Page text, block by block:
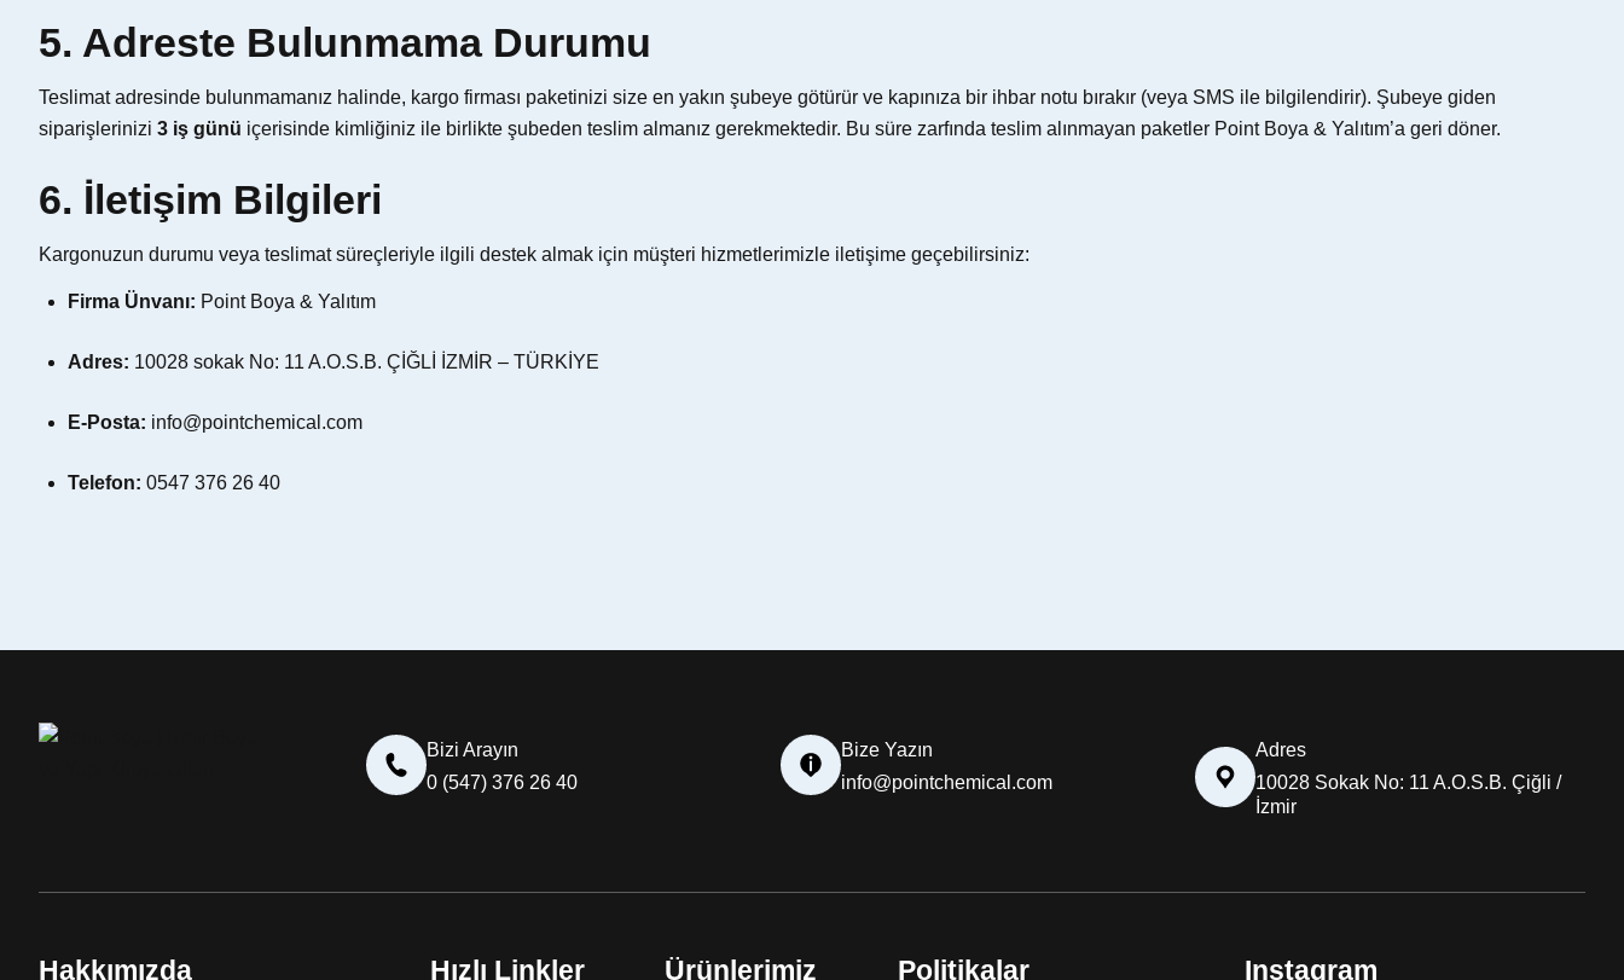
5. Adreste Bulunmama Durumu
Teslimat adresinde bulunmamanız halinde, kargo firması paketinizi size en yakın şubeye götürür ve kapınıza bir ihbar notu bırakır (veya SMS ile bilgilendirir). Şubeye giden
siparişlerinizi 3 iş günü içerisinde kimliğiniz ile birlikte şubeden teslim almanız gerekmektedir. Bu süre zarfında teslim alınmayan paketler Point Boya & Yalıtım’a geri döner.
6. İletişim Bilgileri
Kargonuzun durumu veya teslimat süreçleriyle ilgili destek almak için müşteri hizmetlerimizle iletişime geçebilirsiniz:
Firma Ünvanı: Point Boya & Yalıtım
Adres: 10028 sokak No: 11 A.O.S.B. ÇİĞLİ İZMİR – TÜRKİYE
E-Posta: info@pointchemical.com
Telefon: 0547 376 26 40
0 (547) 376 26 40
Bizi Arayın
info@pointchemical.com
Bize Yazın
10028 Sokak No: 11 A.O.S.B. Çiğli /
İzmir
Adres
Hakkımızda Hızlı Linkler Ürünlerimiz Politikalar Instagram